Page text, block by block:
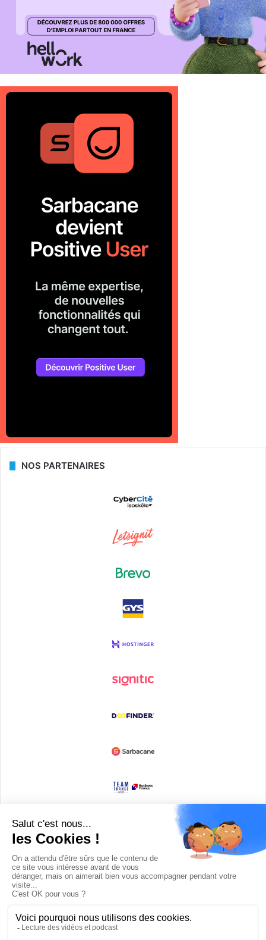
NOS PARTENAIRES
Devenir partenaire
© Copyright 2008 / 2026,DECODE MEDIA, The Innovation Media
Company.All Rights Reserved